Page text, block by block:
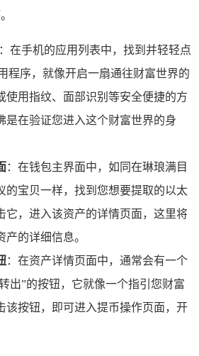
：在手机的应用列表中，找到并轻轻点
程序，就像开启一扇通往财富世界的
使用指纹、面部识别等安全便捷的方
是在验证您进入这个财富世界的身
：在钱包主界面中，如同在琳琅满目
的宝贝一样，找到您想要提取的以太
它，进入该资产的详情页面，这里将
的详细信息。
：在资产详情页面中，通常会有一个
出”的按钮，它就像一个指引您财富
该按钮，即可进入提币操作页面，开